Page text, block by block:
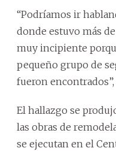
“Podríamos ir
donde estuvo más
muy incipiente
pequeño grupo de
fueron encontrados”,
El hallazgo se
las obras de
se ejecutan en el